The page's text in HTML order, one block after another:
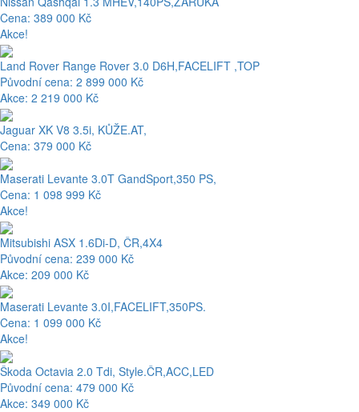
Cena: 389 000 Kč
Akce!
Land Rover Range Rover 3.0 D6H,FACELIFT ,TOP
Původní cena: 2 899 000 Kč
Akce: 2 219 000 Kč
Jaguar XK V8 3.5i, KŮŽE.AT,
Cena: 379 000 Kč
Maserati Levante 3.0T GandSport,350 PS,
Cena: 1 098 999 Kč
Akce!
Mitsubishi ASX 1.6Di-D, ČR,4X4
Původní cena: 239 000 Kč
Akce: 209 000 Kč
Maserati Levante 3.0I,FACELIFT,350PS.
Cena: 1 099 000 Kč
Akce!
Škoda Octavia 2.0 Tdi, Style.ČR,ACC,LED
Původní cena: 479 000 Kč
Akce: 349 000 Kč